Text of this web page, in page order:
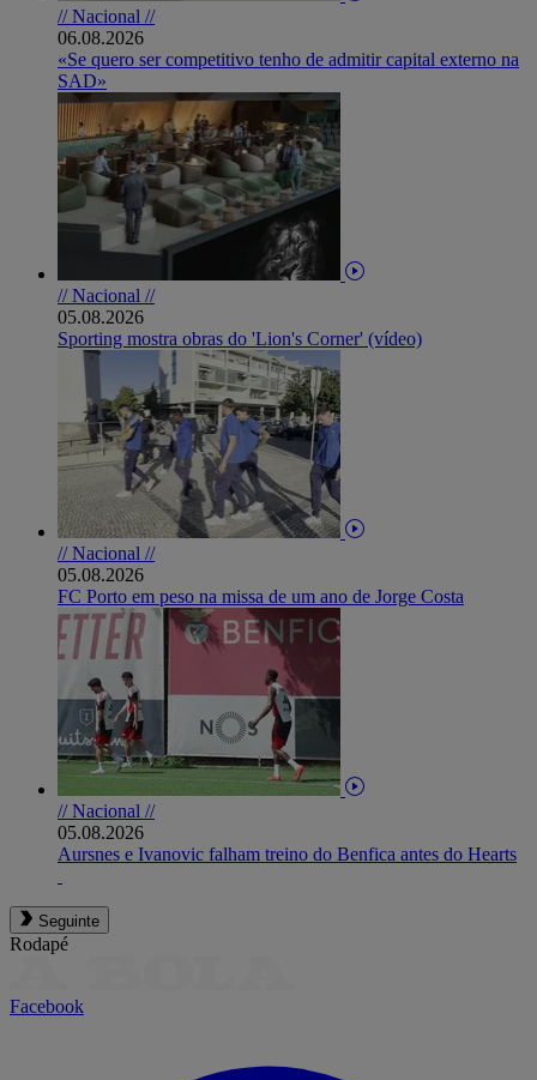
// Nacional //
06.08.2026
«Se quero ser competitivo tenho de admitir capital externo na
SAD»
// Nacional //
05.08.2026
Sporting mostra obras do 'Lion's Corner' (vídeo)
// Nacional //
05.08.2026
FC Porto em peso na missa de um ano de Jorge Costa
// Nacional //
05.08.2026
Aursnes e Ivanovic falham treino do Benfica antes do Hearts
Seguinte
Rodapé
Facebook